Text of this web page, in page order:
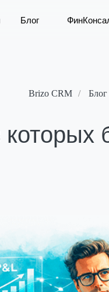
Блог
Brizo CRM /
которых